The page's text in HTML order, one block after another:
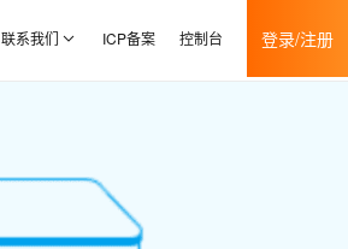
联系我们 ICP备案 控制台 登录/注册